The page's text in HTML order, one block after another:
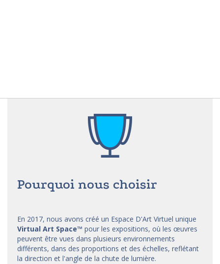
Pourquoi nous choisir
En 2017, nous avons créé un Espace D'Art Virtuel unique
Virtual Art Space™ pour les expositions, où les œuvres
peuvent être vues dans plusieurs environnements
différents, dans des proportions et des échelles, reflétant
la direction et l'angle de la chute de lumière.